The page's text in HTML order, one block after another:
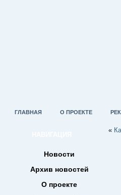
ГЛАВНАЯ О ПРОЕКТЕ
Новости
Архив новостей
О проекте
«